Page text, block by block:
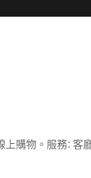
購物。服務: 客